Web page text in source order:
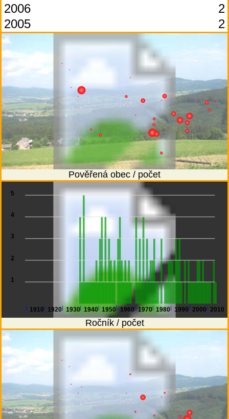
2006
2
2005
2
Pověřená obec / počet
1910 1920 1930 1940 1950 1960 1970 1980 1990 2000 2010
1
2
3
4
5
Ročník / počet